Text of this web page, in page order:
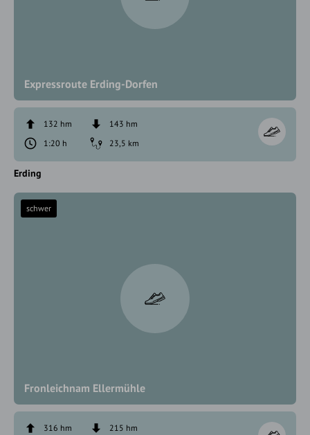
Expressroute Erding-Dorfen
132 hm
143 hm
1:20 h
23,5 km
Erding
Fronleichnam Ellermühle
schwer
316 hm
215 hm